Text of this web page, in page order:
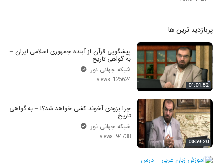
پربازدید ترین ها
01:01:52
پیشگویی قرآن از آینده جمهوری اسلامی ایران –
به گواهی تاریخ
شبکه جهانی نور
125624 views
00:59:20
چرا بزودی آخوند کشی خواهد شد؟! – به گواهی
تاریخ
شبکه جهانی نور
94738 views